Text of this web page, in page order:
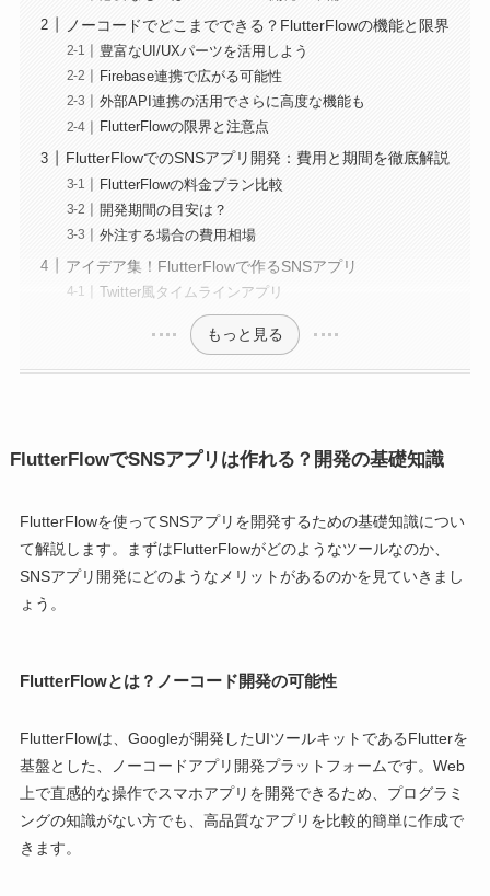
ノーコードでどこまでできる？FlutterFlowの機能と限界
豊富なUI/UXパーツを活用しよう
Firebase連携で広がる可能性
外部API連携の活用でさらに高度な機能も
FlutterFlowの限界と注意点
FlutterFlowでのSNSアプリ開発：費用と期間を徹底解説
FlutterFlowの料金プラン比較
開発期間の目安は？
外注する場合の費用相場
アイデア集！FlutterFlowで作るSNSアプリ
Twitter風タイムラインアプリ
もっと見る
FlutterFlowでSNSアプリは作れる？開発の基礎知識
FlutterFlowを使ってSNSアプリを開発するための基礎知識につい
て解説します。まずはFlutterFlowがどのようなツールなのか、
SNSアプリ開発にどのようなメリットがあるのかを見ていきまし
ょう。
FlutterFlowとは？ノーコード開発の可能性
FlutterFlowは、Googleが開発したUIツールキットであるFlutterを
基盤とした、ノーコードアプリ開発プラットフォームです。Web
上で直感的な操作でスマホアプリを開発できるため、プログラミ
ングの知識がない方でも、高品質なアプリを比較的簡単に作成で
きます。